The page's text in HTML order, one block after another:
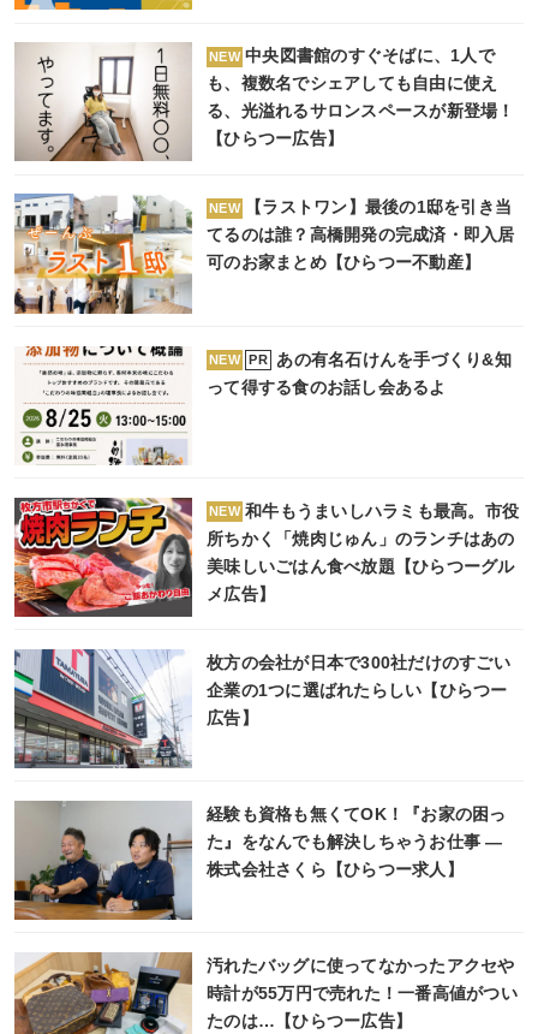
NEW 中央図書館のすぐそばに、1人で
も、複数名でシェアしても自由に使え
る、光溢れるサロンスペースが新登場！
【ひらつー広告】
NEW
【ラストワン】最後の1邸を引き当
てるのは誰？高橋開発の完成済・即入居
可のお家まとめ【ひらつー不動産】
NEW PR
あの有名石けんを手づくり&知
って得する食のお話し会あるよ
NEW 和牛もうまいしハラミも最高。市役
所ちかく「焼肉じゅん」のランチはあの
美味しいごはん食べ放題【ひらつーグル
メ広告】
枚方の会社が日本で300社だけのすごい
企業の1つに選ばれたらしい【ひらつー
広告】
経験も資格も無くてOK！『お家の困っ
た』をなんでも解決しちゃうお仕事 ―
株式会社さくら【ひらつー求人】
汚れたバッグに使ってなかったアクセや
時計が55万円で売れた！一番高値がつい
たのは…【ひらつー広告】